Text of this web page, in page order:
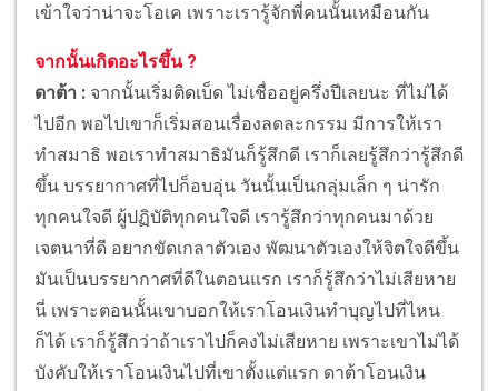
เข้าใจว่าน่าจะโอเค เพราะเรารู้จักพี่คนนั้นเหมือนกัน
จากนั้นเกิดอะไรขึ้น ?
ดาต้า : จากนั้นเริ่มติดเบ็ด ไม่เชื่ออยู่ครึ่งปีเลยนะ ที่ไม่ได้
ไปอีก พอไปเขาก็เริ่มสอนเรื่องลดละกรรม มีการให้เรา
ทำสมาธิ พอเราทำสมาธิมันก็รู้สึกดี เราก็เลยรู้สึกว่ารู้สึกดี
ขึ้น บรรยากาศที่ไปก็อบอุ่น วันนั้นเป็นกลุ่มเล็ก ๆ น่ารัก
ทุกคนใจดี ผู้ปฏิบัติทุกคนใจดี เรารู้สึกว่าทุกคนมาด้วย
เจตนาที่ดี อยากขัดเกลาตัวเอง พัฒนาตัวเองให้จิตใจดีขึ้น
มันเป็นบรรยากาศที่ดีในตอนแรก เราก็รู้สึกว่าไม่เสียหาย
นี่ เพราะตอนนั้นเขาบอกให้เราโอนเงินทำบุญไปที่ไหน
ก็ได้ เราก็รู้สึกว่าถ้าเราไปก็คงไม่เสียหาย เพราะเขาไม่ได้
บังคับให้เราโอนเงินไปที่เขาตั้งแต่แรก ดาต้าโอนเงิน